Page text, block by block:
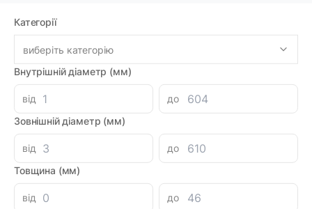
Категорії
виберіть категорію
Внутрішній діаметр (мм)
від
до
Зовнішній діаметр (мм)
від
до
Товщина (мм)
від
до
1678.68грн
-
Знайшли дешевше?
Параметри